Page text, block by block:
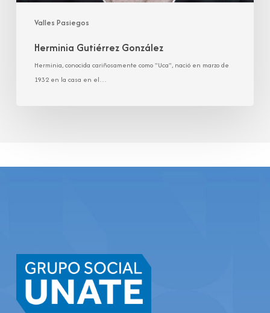
Valles Pasiegos
Herminia Gutiérrez González
Herminia, conocida cariñosamente como "Uca", nació en marzo de
1932 en la casa en el…